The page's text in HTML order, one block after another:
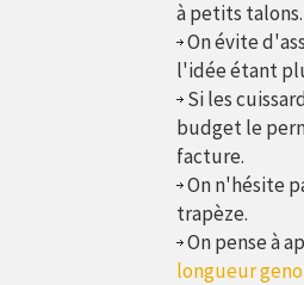
à petits talons.
On évite
l'idée étant
Si les
budget le
facture.
On n'hésite
trapèze.
On pense à
longueur